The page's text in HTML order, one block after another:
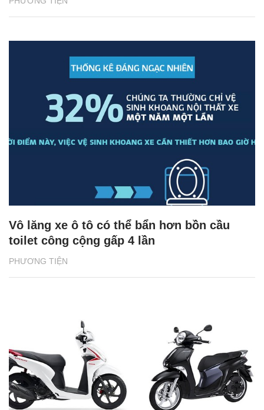
PHƯƠNG TIỆN
Vô lăng xe ô tô có thể bẩn hơn bồn cầu
toilet công cộng gấp 4 lần